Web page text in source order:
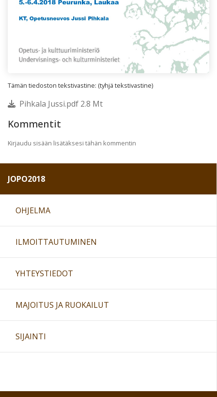
Tämän tiedoston tekstivastine: (tyhjä tekstivastine)
Pihkala Jussi.pdf 2.8 Mt
Kommentit
Kirjaudu sisään lisätäksesi tähän kommentin
JOPO2018
OHJELMA
ILMOITTAUTUMINEN
YHTEYSTIEDOT
MAJOITUS JA RUOKAILUT
SIJAINTI